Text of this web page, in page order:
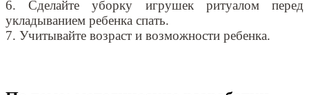
6. Сделайте уборку игрушек ритуалом перед
укладыванием ребенка спать.
7. Учитывайте возраст и возможности ребенка.